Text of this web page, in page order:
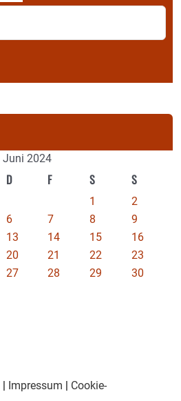
Juni 2024
D F S S
1
2
6 7 8
9
13 14 15
16
20 21 22
23
27 28 29
30
| Impressum | Cookie-